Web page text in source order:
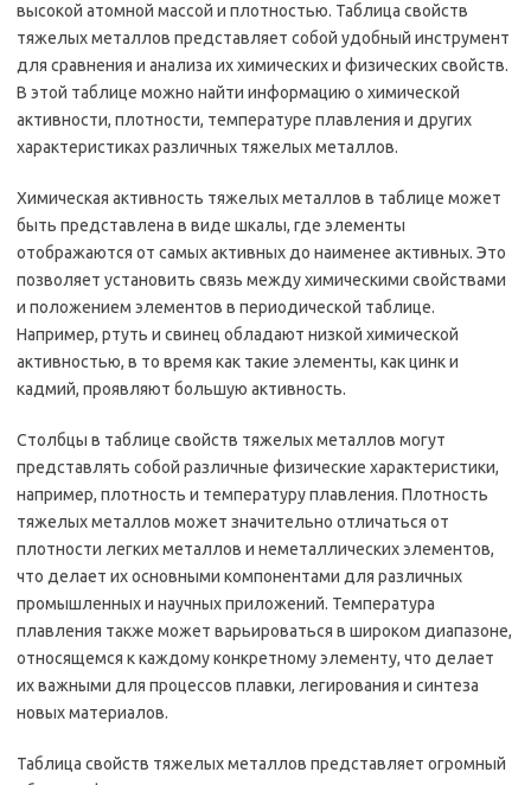
высокой атомной массой и плотностью. Таблица свойств
тяжелых металлов представляет собой удобный инструмент
для сравнения и анализа их химических и физических свойств.
В этой таблице можно найти информацию о химической
активности, плотности, температуре плавления и других
характеристиках различных тяжелых металлов.
Химическая активность тяжелых металлов в таблице может
быть представлена в виде шкалы, где элементы
отображаются от самых активных до наименее активных. Это
позволяет установить связь между химическими свойствами
и положением элементов в периодической таблице.
Например, ртуть и свинец обладают низкой химической
активностью, в то время как такие элементы, как цинк и
кадмий, проявляют большую активность.
Столбцы в таблице свойств тяжелых металлов могут
представлять собой различные физические характеристики,
например, плотность и температуру плавления. Плотность
тяжелых металлов может значительно отличаться от
плотности легких металлов и неметаллических элементов,
что делает их основными компонентами для различных
промышленных и научных приложений. Температура
плавления также может варьироваться в широком диапазоне,
относящемся к каждому конкретному элементу, что делает
их важными для процессов плавки, легирования и синтеза
новых материалов.
Таблица свойств тяжелых металлов представляет огромный